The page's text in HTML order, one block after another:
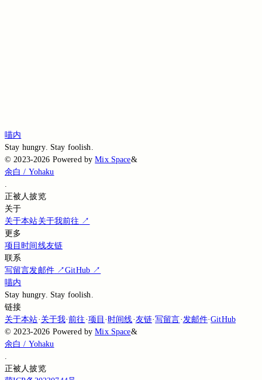
喵内
Stay hungry. Stay foolish.
© 2023-2026 Powered by Mix Space&
余白 / Yohaku
正被 人披览
关于
关于本站关于我前往 ↗
更多
项目 时间线友链
联系
写留言发邮件↗GitHub↗
喵内
Stay hungry. Stay foolish.
链接
关于本站· 关于我·前往 ·项目 · 时间线·友链·写留言· 发邮件·GitHub
© 2023-2026 Powered by Mix Space&
余白 / Yohaku
正被 人披览